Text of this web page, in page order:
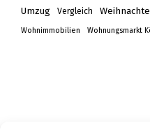
Umzug Vergleich
Wohnimmobilien Wohnungsmarkt